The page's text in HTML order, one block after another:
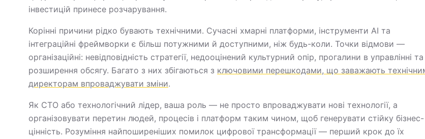
інвестицій принесе розчарування.
Корінні причини рідко бувають технічними. Сучасні хмарні платформи, інструменти AI та
інтеграційні фреймворки є більш потужними й доступними, ніж будь-коли. Точки відмови —
організаційні: невідповідність стратегії, недооцінений культурний опір, прогалини в управлінні та
розширення обсягу. Багато з них збігаються з ключовими перешкодами, що заважають
директорам впроваджувати зміни.
Як CTO або технологічний лідер, ваша роль — не просто впроваджувати нові технології, а
організовувати перетин людей, процесів і платформ таким чином, щоб генерувати стійку бізнес-
цінність. Розуміння найпоширеніших помилок цифрової трансформації — перший крок до їх